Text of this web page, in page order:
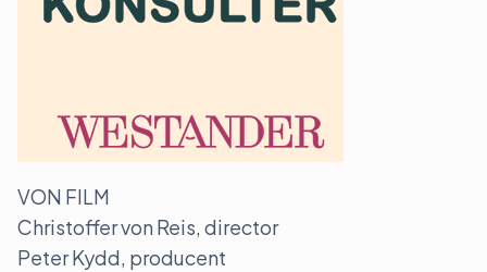
VON FILM
Christoffer von Reis, director
Peter Kydd, producent